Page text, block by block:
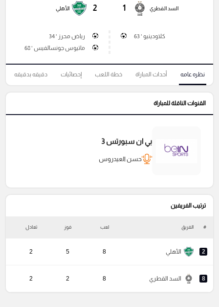
السد القطري 1
2 الأهلي
كلاودينيو ' 63
رياض محرز ' 34
ماتيوس جونسالفيس ' 68
نظره عامه أحداث المباراة خطة اللعب إحصائيات دقيقه بدقيقه
القنوات الناقلة للمباراة
بي ان سبورتس 3
حسن العيدروس
ترتيب الفريفين
# الفريق لعب فوز تعادل
2 الأهلي 8
5
2
8 السد القطري 8
2
2